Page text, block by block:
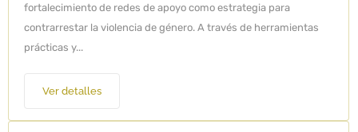
fortalecimiento de redes de apoyo como estrategia para
contrarrestar la violencia de género. A través de herramientas
prácticas y...
Ver detalles